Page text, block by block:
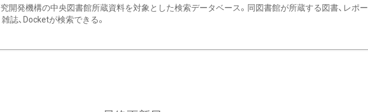
開発機構の中央図書館所蔵資料を対象とした検索データベース。同図書館が所蔵する図書、レポー
雑誌、Docketが検索できる。